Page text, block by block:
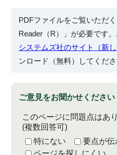
PDFファイルをご覧いただ
Reader（R）」が必要です
システムズ社のサイト（新
ンロード（無料）してくださ
ご意見をお聞かせください
このページに問題点はあ
(複数回答可)
特にない
要点が伝